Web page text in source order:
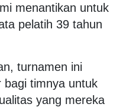
menantikan untuk
pelatih 39 tahun
turnamen ini
bagi timnya untuk
yang mereka